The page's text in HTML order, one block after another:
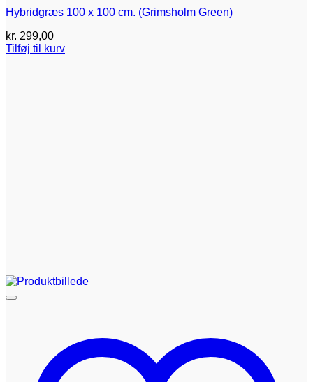
Hybridgræs 100 x 100 cm. (Grimsholm Green)
kr. 299,00
Tilføj til kurv